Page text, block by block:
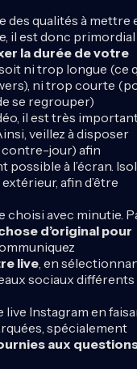
des qualités à mettre
il est donc primordial
la durée de votre
soit ni trop longue (ce
ni trop courte
se regrouper)
il est très
veillez à disposer
contre-jour) afin
possible à l’écran.
afin d’être
avec minutie.
d’original pour
live , en
sociaux différents
live Instagram en
spécialement
aux